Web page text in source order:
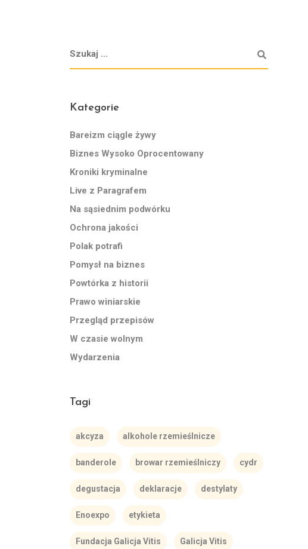
Kategorie
Bareizm ciągle żywy
Biznes Wysoko Oprocentowany
Kroniki kryminalne
Live z Paragrafem
Na sąsiednim podwórku
Ochrona jakości
Polak potrafi
Pomysł na biznes
Powtórka z historii
Prawo winiarskie
Przegląd przepisów
W czasie wolnym
Wydarzenia
Tagi
akcyza alkohole rzemieślnicze
banderole browar rzemieślniczy cydr
degustacja deklaracje destylaty
Enoexpo etykieta
Fundacja Galicja Vitis Galicja Vitis